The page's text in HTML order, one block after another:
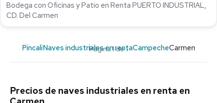
Bodega con Oficinas y Patio en Renta PUERTO INDUSTRIAL,
CD. Del Carmen
Página 1 de 1
PincaliNaves industriales en rentaCampecheCarmen
Precios de naves industriales en renta en